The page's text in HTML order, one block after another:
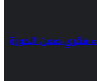
فكري ضمن الدورة